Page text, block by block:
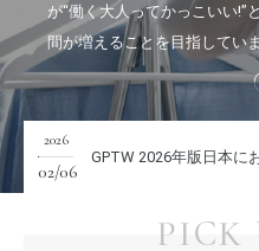
が“働く大人ってかっこいい!”
間が増えることを目指していま
2023
05.30
採用サイトをリニュー
夏季休業のお知らせ
2026
02/06
PICK